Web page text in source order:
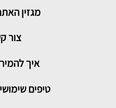
מגזין
צור
איך
טיפים